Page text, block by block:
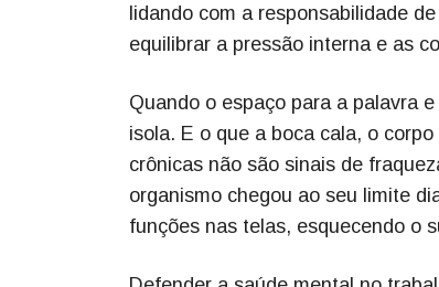
lidando com a responsabilidade
equilibrar a pressão interna e as
Quando o espaço para a palavra
isola. E o que a boca cala, o
crônicas não são sinais de
organismo chegou ao seu limite
funções nas telas, esquecendo o